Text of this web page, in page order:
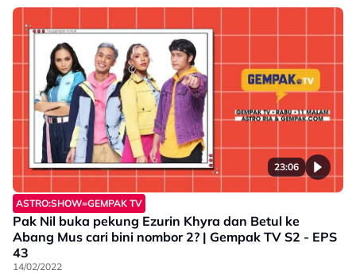
23:06
ASTRO:SHOW=GEMPAK TV
Pak Nil buka pekung Ezurin Khyra dan Betul ke
Abang Mus cari bini nombor 2? | Gempak TV S2 - EPS
43
14/02/2022